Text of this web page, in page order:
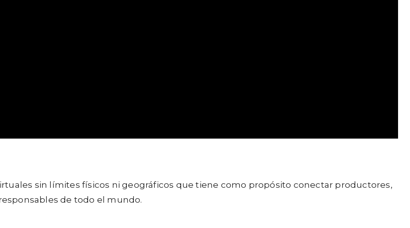
sin límites físicos ni geográficos que tiene como propósito conectar productores,
de todo el mundo.